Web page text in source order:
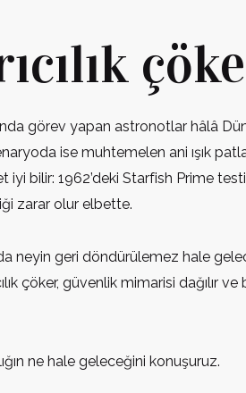
görev yapan astronotlar hâlâ
ise muhtemelen ani ışık
iyi bilir: 1962’deki Starfish Prime
zarar olur elbette.
neyin geri döndürülemez hale
çöker, güvenlik mimarisi dağılır
ne hale geleceğini konuşuruz.